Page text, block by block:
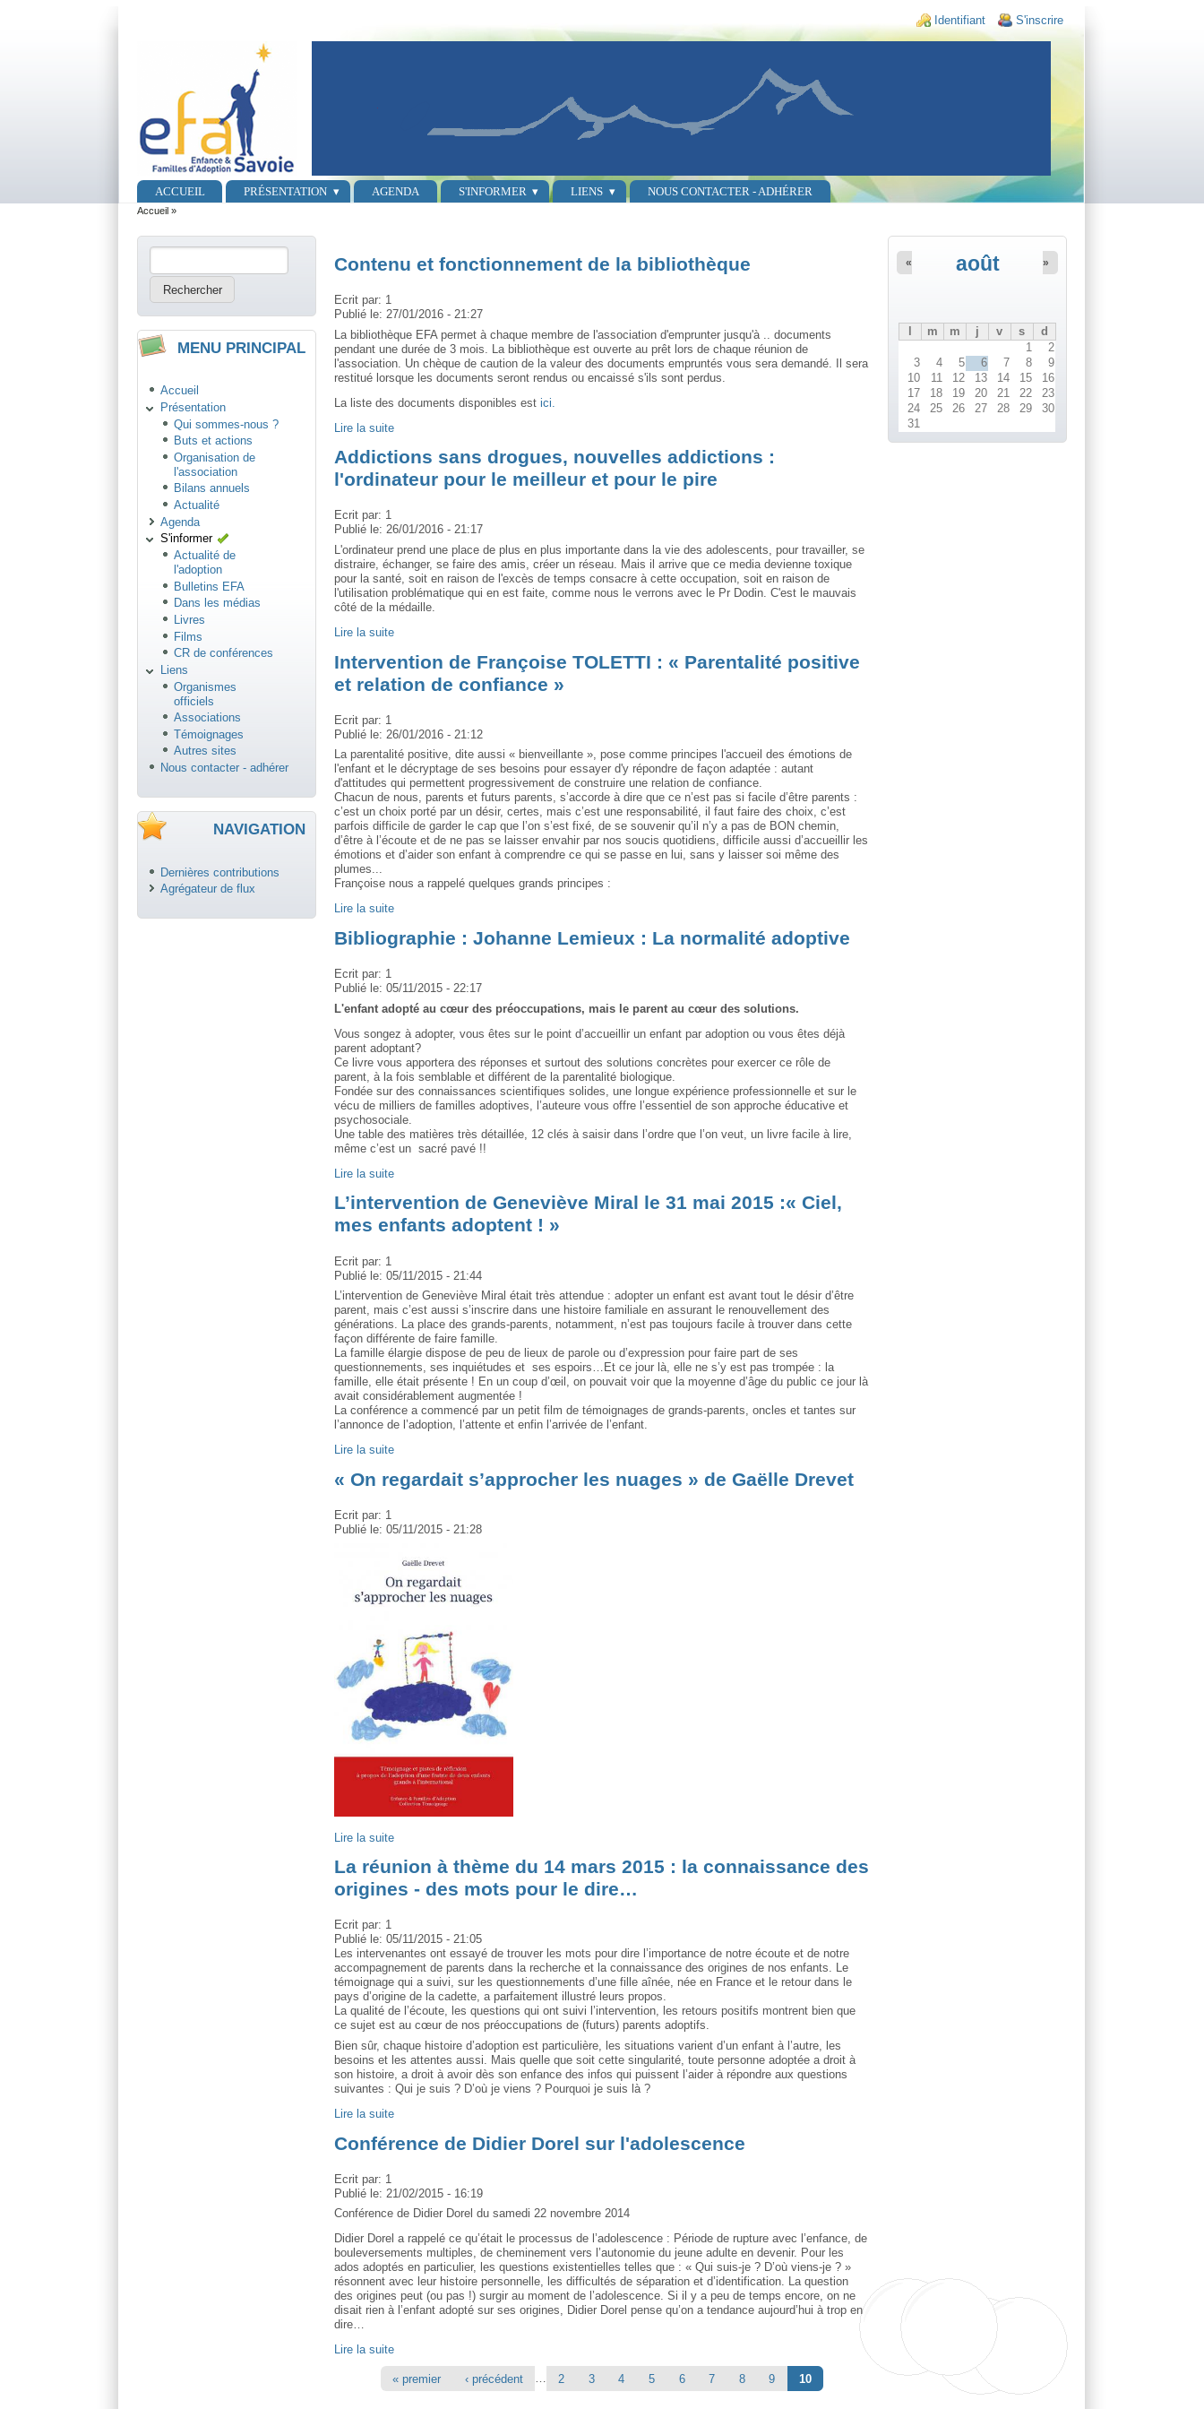
Login links
Identifiant S'inscrire
Menu principal
ACCUEIL PRÉSENTATION AGENDA S'INFORMER LIENS
NOUS CONTACTER - ADHÉRER
Vous êtes ici
Accueil »
MENU PRINCIPAL
Accueil
Présentation
Qui sommes-nous ?
Buts et actions
Organisation de
l'association
Bilans annuels
Actualité
Agenda
S'informer
Actualité de
l'adoption
Bulletins EFA
Dans les médias
Livres
Films
CR de conférences
Liens
Organismes
officiels
Associations
Témoignages
Autres sites
Nous contacter - adhérer
NAVIGATION
Dernières contributions
Agrégateur de flux
Contenu et fonctionnement de la bibliothèque
Ecrit par: 1
Publié le:27/01/2016 - 21:27
La bibliothèque EFA permet à chaque membre de l'association d'emprunter jusqu'à .. documents
pendant une durée de 3 mois. La bibliothèque est ouverte au prêt lors de chaque réunion de
l'association. Un chèque de caution de la valeur des documents empruntés vous sera demandé. Il sera
restitué lorsque les documents seront rendus ou encaissé s'ils sont perdus.
La liste des documents disponibles est ici.
Lire la suite
Addictions sans drogues, nouvelles addictions :
l'ordinateur pour le meilleur et pour le pire
Ecrit par: 1
Publié le:26/01/2016 - 21:17
L'ordinateur prend une place de plus en plus importante dans la vie des adolescents, pour travailler, se
distraire, échanger, se faire des amis, créer un réseau. Mais il arrive que ce media devienne toxique
pour la santé, soit en raison de l'excès de temps consacre à cette occupation, soit en raison de
l'utilisation problématique qui en est faite, comme nous le verrons avec le Pr Dodin. C'est le mauvais
côté de la médaille.
Lire la suite
Intervention de Françoise TOLETTI : « Parentalité positive
et relation de confiance »
Ecrit par: 1
Publié le: 26/01/2016 - 21:12
La parentalité positive, dite aussi « bienveillante », pose comme principes l'accueil des émotions de
l'enfant et le décryptage de ses besoins pour essayer d'y répondre de façon adaptée : autant
d'attitudes qui permettent progressivement de construire une relation de confiance.
Chacun de nous, parents et futurs parents, s’accorde à dire que ce n’est pas si facile d’être parents :
c’est un choix porté par un désir, certes, mais c’est une responsabilité, il faut faire des choix, c’est
parfois difficile de garder le cap que l’on s’est fixé, de se souvenir qu’il n’y a pas de BON chemin,
d’être à l’écoute et de ne pas se laisser envahir par nos soucis quotidiens, difficile aussi d’accueillir les
émotions et d’aider son enfant à comprendre ce qui se passe en lui, sans y laisser soi même des
plumes...
Françoise nous a rappelé quelques grands principes :
Lire la suite
Bibliographie : Johanne Lemieux : La normalité adoptive
Ecrit par: 1
Publié le:05/11/2015 - 22:17
L'enfant adopté au cœur des préoccupations, mais le parent au cœur des solutions.
Vous songez à adopter, vous êtes sur le point d’accueillir un enfant par adoption ou vous êtes déjà
parent adoptant?
Ce livre vous apportera des réponses et surtout des solutions concrètes pour exercer ce rôle de
parent, à la fois semblable et différent de la parentalité bio­­logique.
Fondée sur des connaissances scientifiques solides, une longue expérience professionnelle et sur le
vécu de milliers de familles adoptives, l’auteure vous offre l’essentiel de son approche éducative et
psychosociale.
Une table des matières très détaillée, 12 clés à saisir dans l’ordre que l’on veut, un livre facile à lire,
même c’est un sacré pavé !!
Lire la suite
L’intervention de Geneviève Miral le 31 mai 2015 :« Ciel,
mes enfants adoptent ! »
Ecrit par: 1
Publié le:05/11/2015 - 21:44
L’intervention de Geneviève Miral était très attendue : adopter un enfant est avant tout le désir d’être
parent, mais c’est aussi s’inscrire dans une histoire familiale en assurant le renouvellement des
générations. La place des grands-parents, notamment, n’est pas toujours facile à trouver dans cette
façon différente de faire famille.
La famille élargie dispose de peu de lieux de parole ou d’expression pour faire part de ses
questionnements, ses inquiétudes et ses espoirs…Et ce jour là, elle ne s’y est pas trompée : la
famille, elle était présente ! En un coup d’œil, on pouvait voir que la moyenne d’âge du public ce jour là
avait considérablement augmentée !
La conférence a commencé par un petit film de témoignages de grands-parents, oncles et tantes sur
l’annonce de l’adoption, l’attente et enfin l’arrivée de l’enfant.
Lire la suite
« On regardait s’approcher les nuages » de Gaëlle Drevet
Ecrit par: 1
Publié le:05/11/2015 - 21:28
Lire la suite
La réunion à thème du 14 mars 2015 : la connaissance des
origines - des mots pour le dire…
Ecrit par: 1
Publié le:05/11/2015 - 21:05
Les intervenantes ont essayé de trouver les mots pour dire l’importance de notre écoute et de notre
accompagnement de parents dans la recherche et la connaissance des origines de nos enfants. Le
témoignage qui a suivi, sur les questionnements d’une fille aînée, née en France et le retour dans le
pays d’origine de la cadette, a parfaitement illustré leurs propos.
La qualité de l’écoute, les questions qui ont suivi l’intervention, les retours positifs montrent bien que
ce sujet est au cœur de nos préoccupations de (futurs) parents adoptifs.
Bien sûr, chaque histoire d’adoption est particulière, les situations varient d’un enfant à l’autre, les
besoins et les attentes aussi. Mais quelle que soit cette singularité, toute personne adoptée a droit à
son histoire, a droit à avoir dès son enfance des infos qui puissent l’aider à répondre aux questions
suivantes : Qui je suis ? D’où je viens ? Pourquoi je suis là ?
Lire la suite
Conférence de Didier Dorel sur l'adolescence
Ecrit par: 1
Publié le: 21/02/2015 - 16:19
Conférence de Didier Dorel du samedi 22 novembre 2014
Didier Dorel a rappelé ce qu’était le processus de l’adolescence : Période de rupture avec l’enfance, de
bouleversements multiples, de cheminement vers l’autonomie du jeune adulte en devenir. Pour les
ados adoptés en particulier, les questions existentielles telles que : « Qui suis-je ? D’où viens-je ? »
résonnent avec leur histoire personnelle, les difficultés de séparation et d’identification. La question
des origines peut (ou pas !) surgir au moment de l’adolescence. Si il y a peu de temps encore, on ne
disait rien à l’enfant adopté sur ses origines, Didier Dorel pense qu’on a tendance aujourd’hui à trop en
dire…
Lire la suite
« premier ‹ précédent 2 3 4 5 6 7 8 9 10
août
« »
m m j v s
d
1
2
3
4 5 6 7 8
9
10
11 12 13 14 15
16
17
18 19 20 21 22
23
24
25 26 27 28 29
30
31